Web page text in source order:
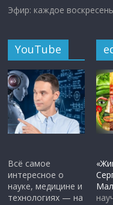
Эфир: каждое
YouTube
Всё самое
интересное о
науке, медицине и
технологиях — на